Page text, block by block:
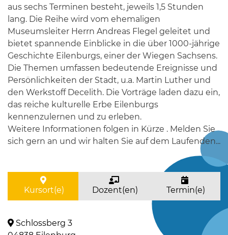
aus sechs Terminen besteht, jeweils 1,5 Stunden
lang. Die Reihe wird vom ehemaligen
Museumsleiter Herrn Andreas Flegel geleitet und
bietet spannende Einblicke in die über 1000-jährige
Geschichte Eilenburgs, einer der Wiegen Sachsens.
Die Themen umfassen bedeutende Ereignisse und
Persönlichkeiten der Stadt, u.a. Martin Luther und
den Werkstoff Decelith. Die Vorträge laden dazu ein,
das reiche kulturelle Erbe Eilenburgs
kennenzulernen und zu erleben.
Weitere Informationen folgen in Kürze . Melden Sie
sich gern an und wir halten Sie auf dem Laufenden...
Kursort(e) Dozent(en) Termin(e)
Schlossberg 3